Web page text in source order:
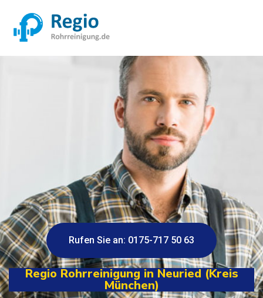
Rufen Sie an: 0175-717 50 63
Regio Rohrreinigung in Neuried (Kreis
München)